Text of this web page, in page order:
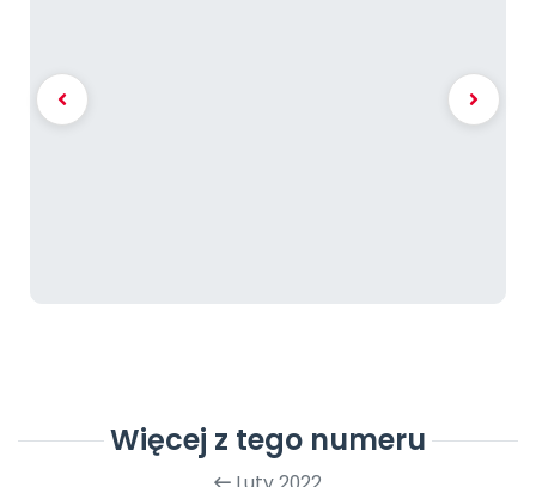
Więcej z tego numeru